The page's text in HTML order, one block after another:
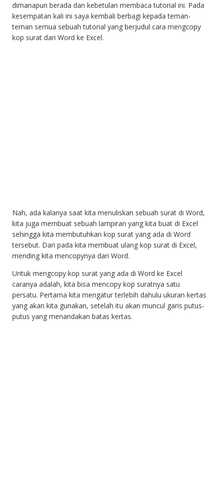
dimanapun berada dan kebetulan membaca tutorial ini. Pada
kesempatan kali ini saya kembali berbagi kepada teman-
teman semua sebuah tutorial yang berjudul cara mengcopy
kop surat dari Word ke Excel.
Nah, ada kalanya saat kita menuliskan sebuah surat di Word,
kita juga membuat sebuah lampiran yang kita buat di Excel
sehingga kita membutuhkan kop surat yang ada di Word
tersebut. Dari pada kita membuat ulang kop surat di Excel,
mending kita mencopynya dari Word.
Untuk mengcopy kop surat yang ada di Word ke Excel
caranya adalah, kita bisa mencopy kop suratnya satu
persatu. Pertama kita mengatur terlebih dahulu ukuran kertas
yang akan kita gunakan, setelah itu akan muncul garis putus-
putus yang menandakan batas kertas.